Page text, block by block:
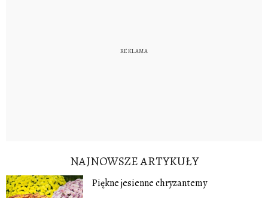
NAJNOWSZE ARTYKUŁY
Piękne jesienne chryzantemy